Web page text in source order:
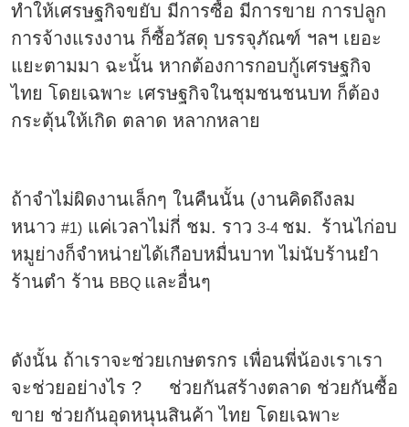
ทำให้เศรษฐกิจขยับ มีการซื้อ มีการขาย การปลูก
การจ้างแรงงาน ก็ซื้อวัสดุ บรรจุภัณฑ์ ฯลฯ เยอะ
แยะตามมา ฉะนั้น หากต้องการกอบกู้เศรษฐกิจ
ไทย โดยเฉพาะ เศรษฐกิจในชุมชนชนบท ก็ต้อง
กระตุ้นให้เกิด ตลาด หลากหลาย
ถ้าจำไม่ผิดงานเล็กๆ ในคืนนั้น (งานคิดถึงลม
หนาว #1) แค่เวลาไม่กี่ ชม. ราว 3-4 ชม. ร้านไก่อบ
หมูย่างก็จำหน่ายได้เกือบหมื่นบาท ไม่นับร้านยำ
ร้านตำ ร้าน BBQ และอื่นๆ
ดังนั้น ถ้าเราจะช่วยเกษตรกร เพื่อนพี่น้องเราเรา
จะช่วยอย่างไร ? ช่วยกันสร้างตลาด ช่วยกันซื้อ
ขาย ช่วยกันอุดหนุนสินค้า ไทย โดยเฉพาะ